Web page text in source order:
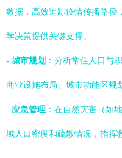
数据，高效追踪疫情传播路径
学决策提供关键支撑。
- 城市规划 ：分析常住人口与
商业设施布局、城市功能区规
- 应急管理 ：在自然灾害（如
域人口密度和疏散情况，指挥